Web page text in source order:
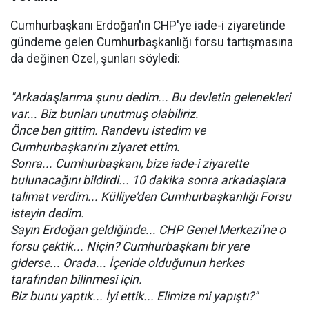
Cumhurbaşkanı Erdoğan'ın CHP'ye iade-i ziyaretinde
gündeme gelen Cumhurbaşkanlığı forsu tartışmasına
da değinen Özel, şunları söyledi:
"Arkadaşlarıma şunu dedim... Bu devletin gelenekleri
var... Biz bunları unutmuş olabiliriz.
Önce ben gittim. Randevu istedim ve
Cumhurbaşkanı'nı ziyaret ettim.
Sonra... Cumhurbaşkanı, bize iade-i ziyarette
bulunacağını bildirdi... 10 dakika sonra arkadaşlara
talimat verdim... Külliye'den Cumhurbaşkanlığı Forsu
isteyin dedim.
Sayın Erdoğan geldiğinde... CHP Genel Merkezi'ne o
forsu çektik... Niçin? Cumhurbaşkanı bir yere
giderse... Orada... İçeride olduğunun herkes
tarafından bilinmesi için.
Biz bunu yaptık... İyi ettik... Elimize mi yapıştı?"